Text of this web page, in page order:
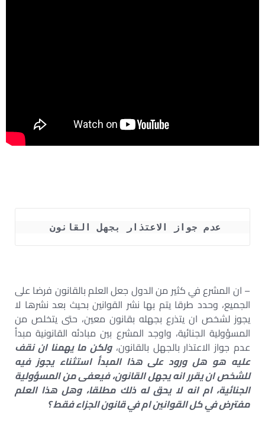
عدم جواز الاعتذار بجهل القانون
– ان المشرع في كثير من الدول جعل العلم بالقانون فرضا على
الجميع، وحدد طرقا يتم بها نشر القوانين بحيث بعد نشرها لا
يجوز لشخص ان يتذرع بجهله بقانون معين، حتى يتخلص من
المسؤولية الجنائية، واوجد المشرع بين مبادئه القانونية مبدأ
عدم جواز الاعتذار بالجهل بالقانون،ولكن ما يهمنا ان نقف
عليه هو هل ورود على هذا المبدأ استثناء يجوز فيه
للشخص ان يقرر انه يجهل القانون، فيعفى من المسؤولية
الجنائية، ام انه لا يحق له ذلك مطلقا، وهل هذا العلم
مفترض في كل القوانين ام في قانون الجزاء فقط ؟